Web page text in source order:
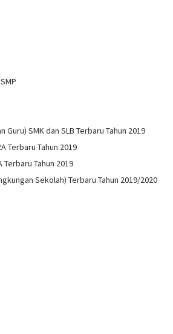
Guru) SMK dan SLB Terbaru Tahun 2019
Terbaru Tahun 2019
Terbaru Tahun 2019
Sekolah) Terbaru Tahun 2019/2020